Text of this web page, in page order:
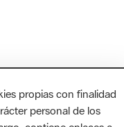
Badajoz, 49.
propias con finalidad
personal de los